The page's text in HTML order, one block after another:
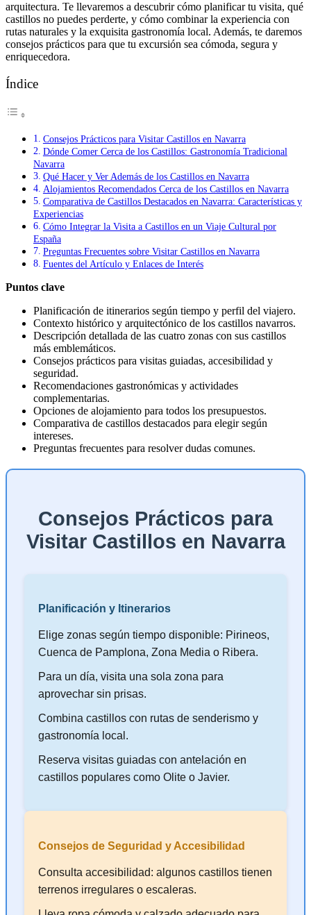
arquitectura. Te llevaremos a descubrir cómo planificar tu visita, qué
castillos no puedes perderte, y cómo combinar la experiencia con
rutas naturales y la exquisita gastronomía local. Además, te daremos
consejos prácticos para que tu excursión sea cómoda, segura y
enriquecedora.
Índice
Consejos Prácticos para Visitar Castillos en Navarra
Dónde Comer Cerca de los Castillos: Gastronomía Tradicional
Navarra
Qué Hacer y Ver Además de los Castillos en Navarra
Alojamientos Recomendados Cerca de los Castillos en Navarra
Comparativa de Castillos Destacados en Navarra: Características y
Experiencias
Cómo Integrar la Visita a Castillos en un Viaje Cultural por
España
Preguntas Frecuentes sobre Visitar Castillos en Navarra
Fuentes del Artículo y Enlaces de Interés
Puntos clave
Planificación de itinerarios según tiempo y perfil del viajero.
Contexto histórico y arquitectónico de los castillos navarros.
Descripción detallada de las cuatro zonas con sus castillos
más emblemáticos.
Consejos prácticos para visitas guiadas, accesibilidad y
seguridad.
Recomendaciones gastronómicas y actividades
complementarias.
Opciones de alojamiento para todos los presupuestos.
Comparativa de castillos destacados para elegir según
intereses.
Preguntas frecuentes para resolver dudas comunes.
Consejos Prácticos para
Visitar Castillos en Navarra
Planificación y Itinerarios
Elige zonas según tiempo disponible: Pirineos,
Cuenca de Pamplona, Zona Media o Ribera.
Para un día, visita una sola zona para
aprovechar sin prisas.
Combina castillos con rutas de senderismo y
gastronomía local.
Reserva visitas guiadas con antelación en
castillos populares como Olite o Javier.
Consejos de Seguridad y Accesibilidad
Consulta accesibilidad: algunos castillos tienen
terrenos irregulares o escaleras.